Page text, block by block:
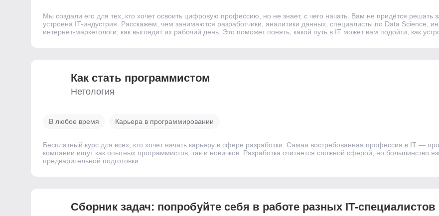
Мы создали его для тех, кто хочет освоить цифровую профессию, но не знает, с чего начать. Вам не придётся решать
устроена IT-индустрия. Расскажем, чем занимаются разработчики, аналитики данных, специалисты по Data Science,
интернет-маркетологи; как выглядит их рабочий день. Это поможет понять, какой путь в IT может вам подойти, как
Как стать программистом
Нетология
В любое время Карьера в программировании
Бесплатный курс для всех, кто хочет начать карьеру в сфере разработки. Самая востребованная профессия в IT —
компании ищут как опытных программистов, так и новичков. Разработка считается сложной сферой, но большинство
предварительной подготовки.
Сборник задач: попробуйте себя в работе разных IT‑специалистов